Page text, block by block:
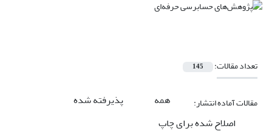
تعداد مقالات: 145
مقالات آماده انتشار: همه
پذیرفته شده
اصلاح شده برای چاپ